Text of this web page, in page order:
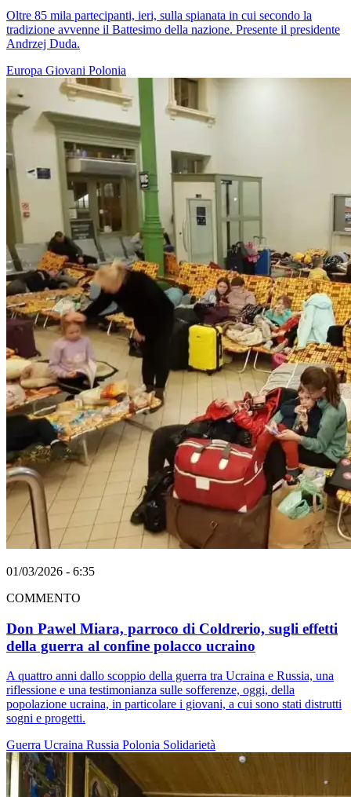
Oltre 85 mila partecipanti, ieri, sulla spianata in cui secondo la
tradizione avvenne il Battesimo della nazione. Presente il presidente
Andrzej Duda.
Europa Giovani Polonia
01/03/2026 - 6:35
COMMENTO
Don Pawel Miara, parroco di Coldrerio, sugli effetti
della guerra al confine polacco ucraino
A quattro anni dallo scoppio della guerra tra Ucraina e Russia, una
riflessione e una testimonianza sulle sofferenze, oggi, della
popolazione ucraina, in particolare i giovani, a cui sono stati distrutti
sogni e progetti.
Guerra Ucraina Russia Polonia Solidarietà